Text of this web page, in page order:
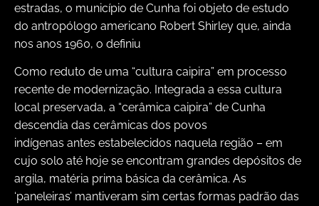
estradas, o município de Cunha foi objeto de estudo
do antropólogo americano Robert Shirley que, ainda
nos anos 1960, o definiu
Como reduto de uma “cultura caipira” em processo
recente de modernização. Integrada a essa cultura
local preservada, a “cerâmica caipira” de Cunha
descendia das cerâmicas dos povos
indígenas antes estabelecidos naquela região – em
cujo solo até hoje se encontram grandes depósitos de
argila, matéria prima básica da cerâmica. As
‘paneleiras’ mantiveram sim certas formas padrão das